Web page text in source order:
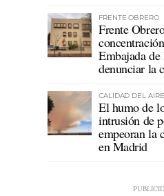
FRENTE OBRERO
Frente
Embajada
denunciar la
CALIDAD DEL AIRE
El humo de
intrusión de
empeoran la
en Madrid